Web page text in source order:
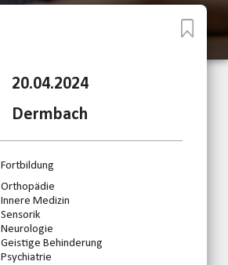
20.04.2024
Dermbach
Fortbildung
Orthopädie
Innere Medizin
Sensorik
Neurologie
Geistige Behinderung
Psychiatrie